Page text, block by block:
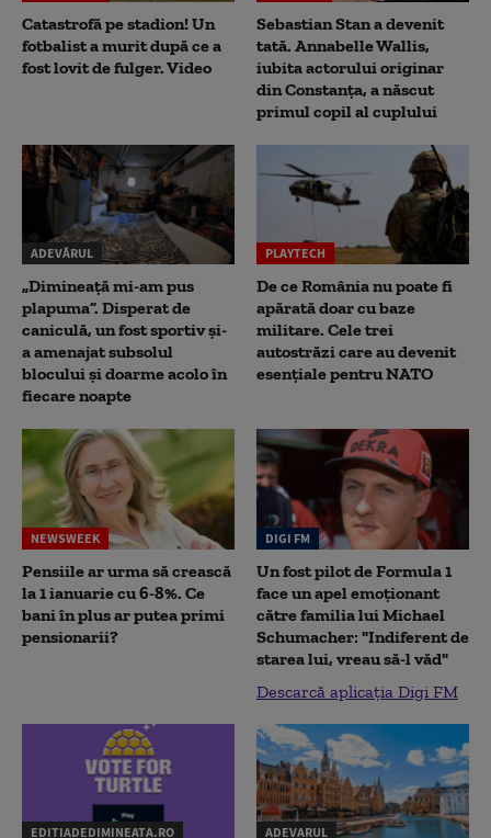
Catastrofă pe stadion! Un
fotbalist a murit după ce a
fost lovit de fulger. Video
Sebastian Stan a devenit
tată. Annabelle Wallis,
iubita actorului originar
din Constanța, a născut
primul copil al cuplului
ADEVĂRUL
„Dimineață mi-am pus
plapuma”. Disperat de
caniculă, un fost sportiv și-
a amenajat subsolul
blocului și doarme acolo în
fiecare noapte
PLAYTECH
De ce România nu poate fi
apărată doar cu baze
militare. Cele trei
autostrăzi care au devenit
esențiale pentru NATO
NEWSWEEK
Pensiile ar urma să crească
la 1 ianuarie cu 6-8%. Ce
bani în plus ar putea primi
pensionarii?
DIGI FM
Un fost pilot de Formula 1
face un apel emoționant
către familia lui Michael
Schumacher: "Indiferent de
starea lui, vreau să-l văd"
Descarcă aplicația Digi FM
EDITIADEDIMINEATA.RO ADEVARUL